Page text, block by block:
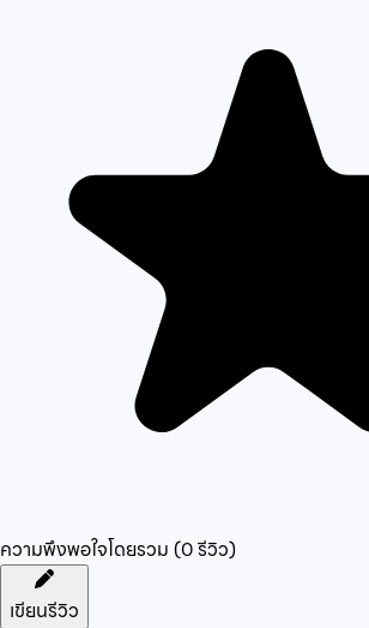
ความพึงพอใจโดยรวม (0รีวิว)
เขียนรีวิว